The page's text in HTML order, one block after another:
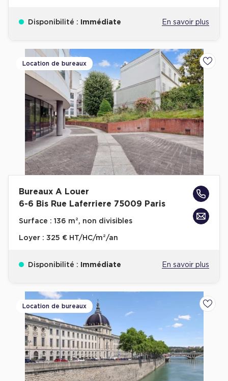
Disponibilité : Immédiate En savoir plus
Location de bureaux
Bureaux A Louer
6-6 Bis Rue Laferriere 75009 Paris
Surface : 136 m², non divisibles
Loyer : 325 € HT/HC/m²/an
Disponibilité : Immédiate En savoir plus
Location de bureaux